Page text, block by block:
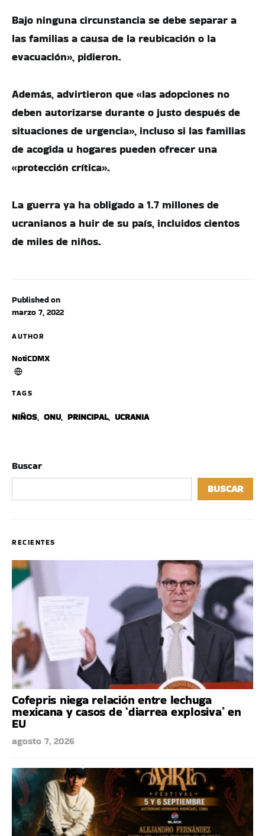
Published on
marzo 7, 2022
AUTHOR
NotiCDMX
TAGS
NIÑOS, ONU, PRINCIPAL, UCRANIA
Bajo ninguna circunstancia se debe separar a
las familias a causa de la reubicación o la
evacuación», pidieron.
Además, advirtieron que «las adopciones no
deben autorizarse durante o justo después de
situaciones de urgencia», incluso si las familias
de acogida u hogares pueden ofrecer una
«protección crítica».
La guerra ya ha obligado a 1.7 millones de
ucranianos a huir de su país, incluidos cientos
de miles de niños.
Buscar
BUSCAR
RECIENTES
Cofepris niega relación entre lechuga
mexicana y casos de ‘diarrea explosiva’ en
EU
agosto 7, 2026